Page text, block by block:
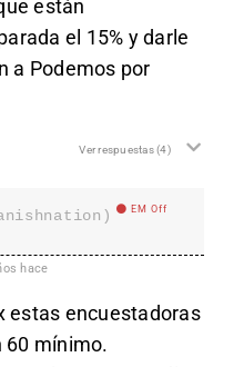
están
el 15% y darle
a Podemos por
Ver respuestas(4)
EM Off
hace
estas encuestadoras
60 mínimo.